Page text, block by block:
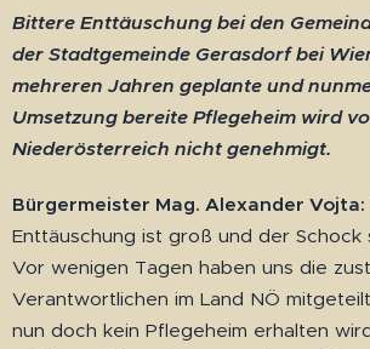
Bittere Enttäuschung bei den
der Stadtgemeinde Gerasdorf bei
mehreren Jahren geplante und
Umsetzung bereite Pflegeheim wird
Niederösterreich nicht genehmigt.
Bürgermeister Mag. Alexander Vojta:
Enttäuschung ist groß und der Schock
Vor wenigen Tagen haben uns die
Verantwortlichen im Land NÖ
nun doch kein Pflegeheim erhalten